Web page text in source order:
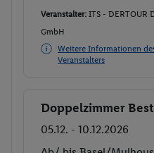
Veranstalter: ITS - DERTOUR
GmbH
Weitere Informationen
Veranstalters
Buchen
Doppelzimmer
05.12. - 10.12.2026